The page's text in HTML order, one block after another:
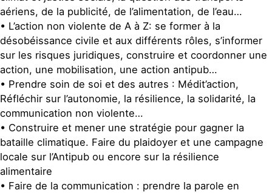
aériens, de la publicité, de l’alimentation, de l’eau…
• L’action non violente de A à Z: se former à la
désobéissance civile et aux différents rôles, s’informer
sur les risques juridiques, construire et coordonner une
action, une mobilisation, une action antipub…
• Prendre soin de soi et des autres : Médit’action,
Réfléchir sur l’autonomie, la résilience, la solidarité, la
communication non violente…
• Construire et mener une stratégie pour gagner la
bataille climatique. Faire du plaidoyer et une campagne
locale sur l’Antipub ou encore sur la résilience
alimentaire
• Faire de la communication : prendre la parole en